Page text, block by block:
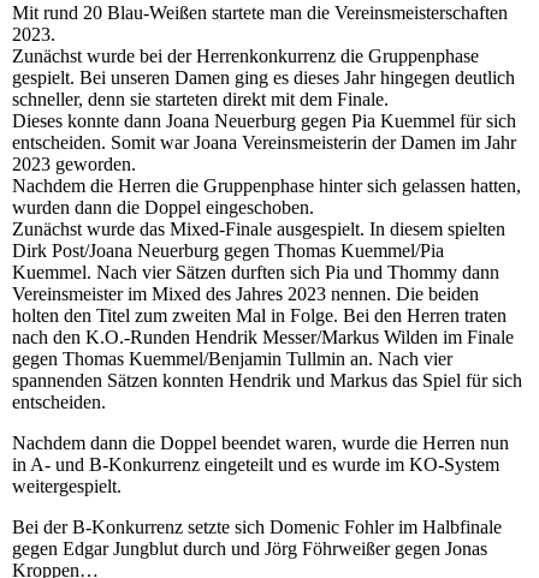
Mit rund 20 Blau-Weißen startete man die Vereinsmeisterschaften
2023.
Zunächst wurde bei der Herrenkonkurrenz die Gruppenphase
gespielt. Bei unseren Damen ging es dieses Jahr hingegen deutlich
schneller, denn sie starteten direkt mit dem Finale.
Dieses konnte dann Joana Neuerburg gegen Pia Kuemmel für sich
entscheiden. Somit war Joana Vereinsmeisterin der Damen im Jahr
2023 geworden.
Nachdem die Herren die Gruppenphase hinter sich gelassen hatten,
wurden dann die Doppel eingeschoben.
Zunächst wurde das Mixed-Finale ausgespielt. In diesem spielten
Dirk Post/Joana Neuerburg gegen Thomas Kuemmel/Pia
Kuemmel. Nach vier Sätzen durften sich Pia und Thommy dann
Vereinsmeister im Mixed des Jahres 2023 nennen. Die beiden
holten den Titel zum zweiten Mal in Folge. Bei den Herren traten
nach den K.O.-Runden Hendrik Messer/Markus Wilden im Finale
gegen Thomas Kuemmel/Benjamin Tullmin an. Nach vier
spannenden Sätzen konnten Hendrik und Markus das Spiel für sich
entscheiden.
Nachdem dann die Doppel beendet waren, wurde die Herren nun
in A- und B-Konkurrenz eingeteilt und es wurde im KO-System
weitergespielt.
Bei der B-Konkurrenz setzte sich Domenic Fohler im Halbfinale
gegen Edgar Jungblut durch und Jörg Föhrweißer gegen Jonas
Kroppen…